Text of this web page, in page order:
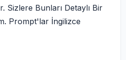
Sizlere Bunları Detaylı Bir
Prompt'lar İngilizce